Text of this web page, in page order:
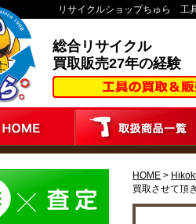
リサイクルショップちゅら 工
総合リサイクル
買取販売27年の経験
HOME >
買取させて頂